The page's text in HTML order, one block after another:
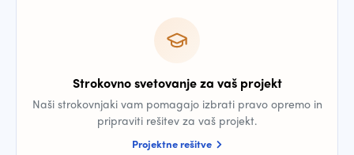
Strokovno svetovanje za vaš projekt
Naši strokovnjaki vam pomagajo izbrati pravo opremo in
pripraviti rešitev za vaš projekt.
Projektne rešitve